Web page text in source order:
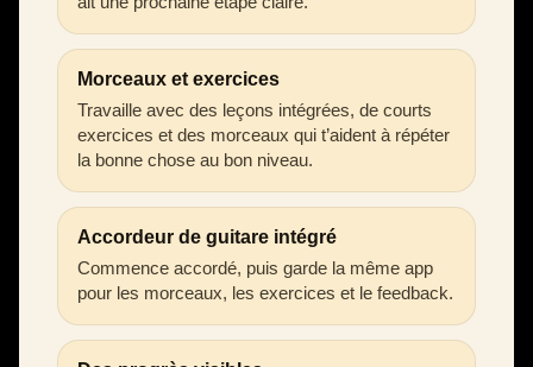
Morceaux et exercices
Travaille avec des leçons intégrées, de courts
exercices et des morceaux qui t’aident à répéter
la bonne chose au bon niveau.
Accordeur de guitare intégré
Commence accordé, puis garde la même app
pour les morceaux, les exercices et le feedback.